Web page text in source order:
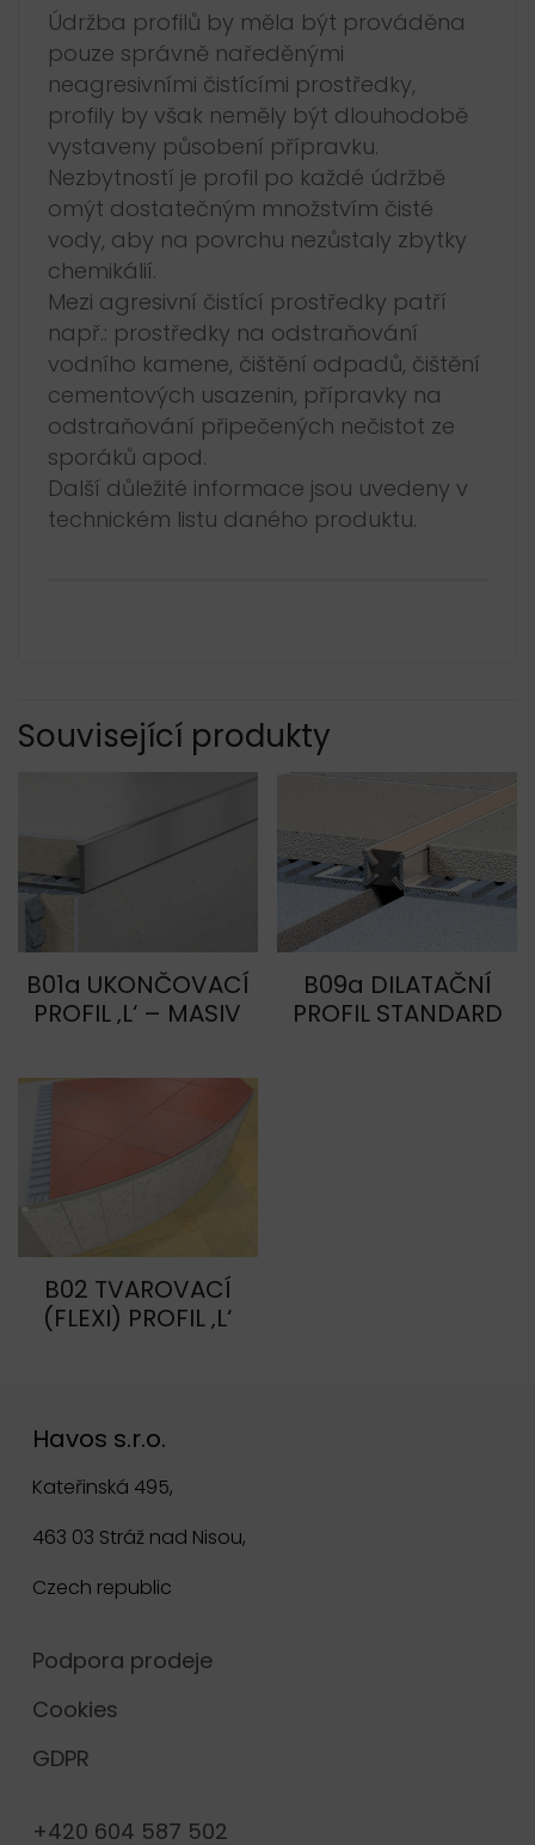
Údržba profilů by měla být prováděna
pouze správně naředěnými
neagresivními čistícími prostředky,
profily by však neměly být dlouhodobě
vystaveny působení přípravku.
Nezbytností je profil po každé údržbě
omýt dostatečným množstvím čisté
vody, aby na povrchu nezůstaly zbytky
chemikálií.
Mezi agresivní čistící prostředky patří
např.: prostředky na odstraňování
vodního kamene, čištění odpadů, čištění
cementových usazenin, přípravky na
odstraňování připečených nečistot ze
sporáků apod.
Další důležité informace jsou uvedeny v
technickém listu daného produktu.
Související produkty
B01a UKONČOVACÍ
PROFIL ‚L‘ – MASIV
B09a DILATAČNÍ
PROFIL STANDARD
B02 TVAROVACÍ
(FLEXI) PROFIL ‚L‘
Havos s.r.o.
Kateřinská 495,
463 03 Stráž nad Nisou,
Czech republic
Podpora prodeje
Cookies
GDPR
+420 604 587 502